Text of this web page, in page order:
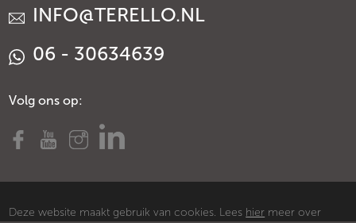
INFO@TERELLO.NL
06 - 30634639
Volg ons op:
Deze website maakt gebruik van cookies. Lees hier meer over